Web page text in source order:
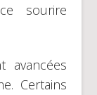
sourire
avancées
Certains